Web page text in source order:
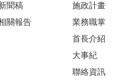
聞稿
關報告
施政計畫
業務職掌
首長介紹
大事紀
聯絡資訊